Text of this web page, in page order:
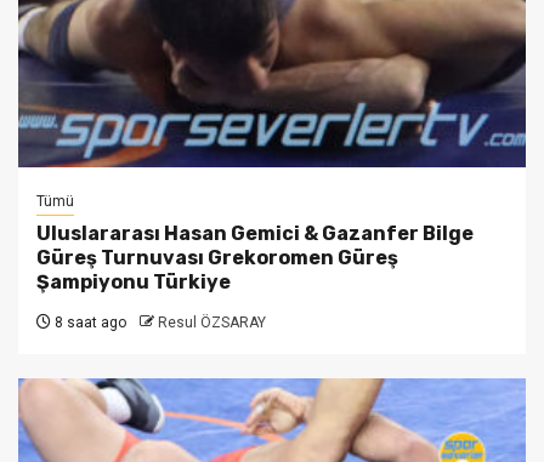
Tümü
Uluslararası Hasan Gemici & Gazanfer Bilge
Güreş Turnuvası Grekoromen Güreş
Şampiyonu Türkiye
8 saat ago Resul ÖZSARAY